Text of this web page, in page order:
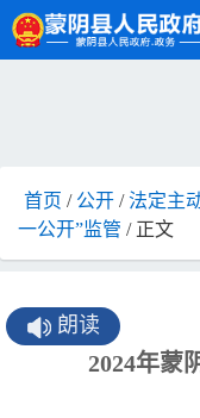
首页 / 公开 /法定主
一公开”监管 / 正文
朗读
2024年蒙